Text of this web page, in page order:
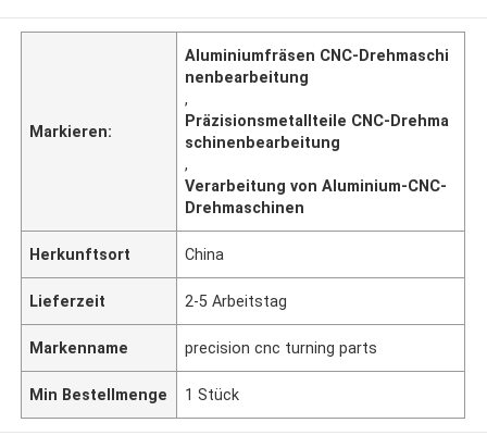
Markieren:
Aluminiumfräsen CNC-Drehmaschi
nenbearbeitung
,
Präzisionsmetallteile CNC-Drehma
schinenbearbeitung
,
Verarbeitung von Aluminium-CNC-
Drehmaschinen
Herkunftsort China
Lieferzeit 2-5 Arbeitstag
Markenname precision cnc turning parts
Min Bestellmenge 1 Stück